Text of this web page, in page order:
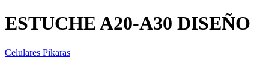
ESTUCHE A20-A30 DISEÑO
Celulares Pikaras